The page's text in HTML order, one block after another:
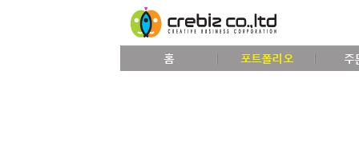
홈 포트폴리오 주